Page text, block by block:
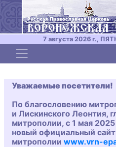
7 августа 2026 г.,
Toggle navigation
Уважаемые посетители!
По благословению
и Лискинского Леонтия,
митрополии, с 1 мая
новый официальный
митрополии www.vrn-